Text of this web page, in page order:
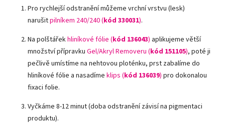
Pro rychlejší odstranění můžeme vrchní vrstvu (lesk)
narušitpilníkem 240/240 (kód 330031).
Na polštářekhliníkové fólie (kód 136043) aplikujeme větší
množství přípravku Gel/Akryl Removeru (kód 151105), poté ji
pečlivě umístíme na nehtovou ploténku, prst zabalíme do
hliníkové fólie a nasadíme klips (kód 136039) pro dokonalou
fixaci folie.
Vyčkáme 8-12 minut (doba odstranění závisí na pigmentaci
produktu).